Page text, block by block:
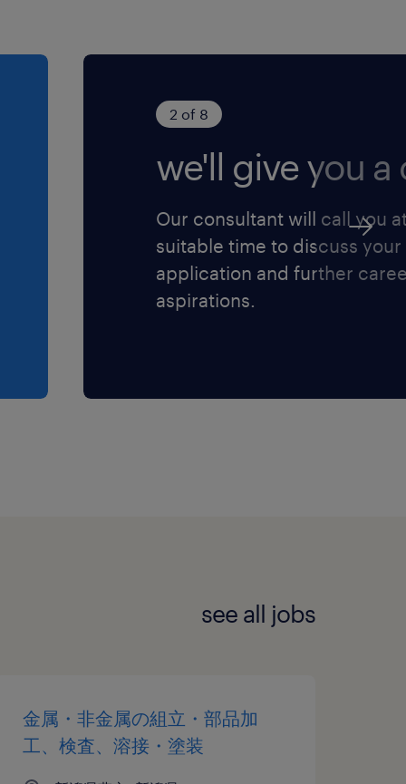
2 of 8
we'll give you a
Our consultant will call you
suitable time to discuss your
application and further
aspirations.
see all jobs
金属・非金属の組立・部品加
工、検査、溶接・塗装